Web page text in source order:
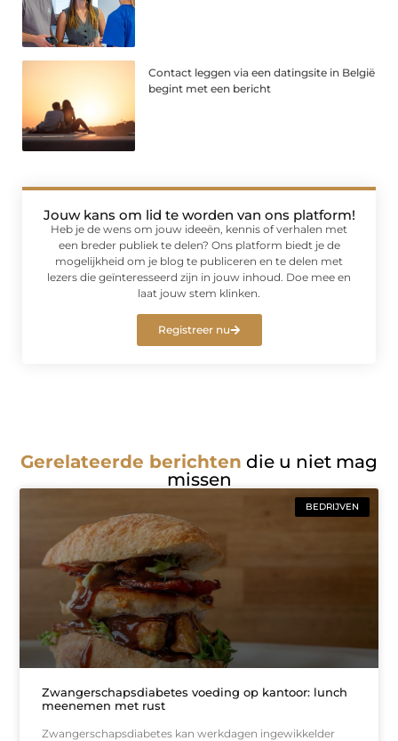
Contact leggen via een datingsite in België
begint met een bericht
Jouw kans om lid te worden van ons platform!
Heb je de wens om jouw ideeën, kennis of verhalen met
een breder publiek te delen? Ons platform biedt je de
mogelijkheid om je blog te publiceren en te delen met
lezers die geïnteresseerd zijn in jouw inhoud. Doe mee en
laat jouw stem klinken.
Registreer nu
Gerelateerde berichten die u niet mag
missen
BEDRIJVEN
Zwangerschapsdiabetes voeding op kantoor: lunch
meenemen met rust
Zwangerschapsdiabetes kan werkdagen ingewikkelder